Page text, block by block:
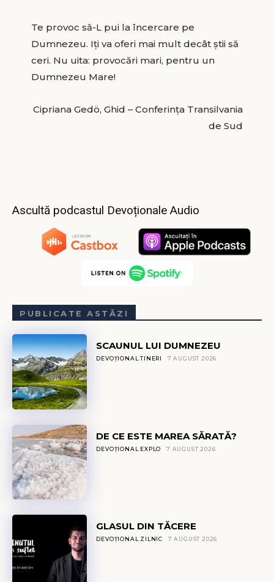
Te provoc să-L pui la încercare pe
Dumnezeu. Iți va oferi mai mult decât știi să
ceri. Nu uita: provocări mari, pentru un
Dumnezeu Mare!
Cipriana Gedö, Ghid – Conferința Transilvania
de Sud
Ascultă podcastul Devoționale Audio
PUBLICATE ASTĂZI
SCAUNUL LUI DUMNEZEU
DEVOȚIONAL TINERI 7 AUGUST 2026
DE CE ESTE MAREA SĂRATĂ?
DEVOȚIONAL EXPLO 7 AUGUST 2026
GLASUL DIN TĂCERE
DEVOȚIONAL ZILNIC 7 AUGUST 2026